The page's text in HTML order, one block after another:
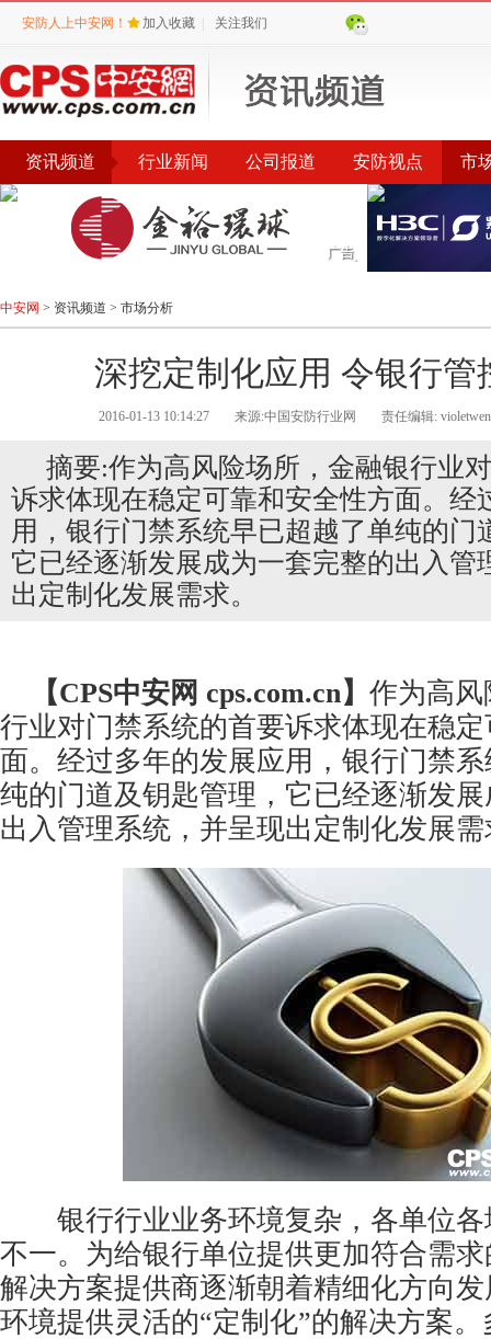
安防人上中安网！ 加入收藏 关注我们
资讯频道 行业新闻 公司报道 安防视点 市
公告 评选 榜单
中安网 > 资讯频道 > 市场分析
深挖定制化应用 令银行管
2016-01-13 10:14:27 来源:中国安防行业网 责任编辑: violetwen
摘要:作为高风险场所，金融银行业
诉求体现在稳定可靠和安全性方面。经
用，银行门禁系统早已超越了单纯的门
它已经逐渐发展成为一套完整的出入管
出定制化发展需求。
【CPS中安网 cps.com.cn】 作为高
行业对门禁系统的首要诉求体现在稳
面。经过多年的发展应用，银行门禁
纯的门道及钥匙管理，它已经逐渐发
出入管理系统，并呈现出定制化发展
银行行业业务环境复杂，各单位各
不一。为给银行单位提供更加符合需
解决方案提供商逐渐朝着精细化方向
环境提供灵活的“定制化”的解决方案